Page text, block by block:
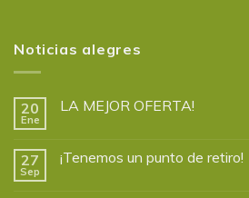
Noticias alegres
20
Ene
LA MEJOR OFERTA!
27
Sep
¡Tenemos un punto de retiro!